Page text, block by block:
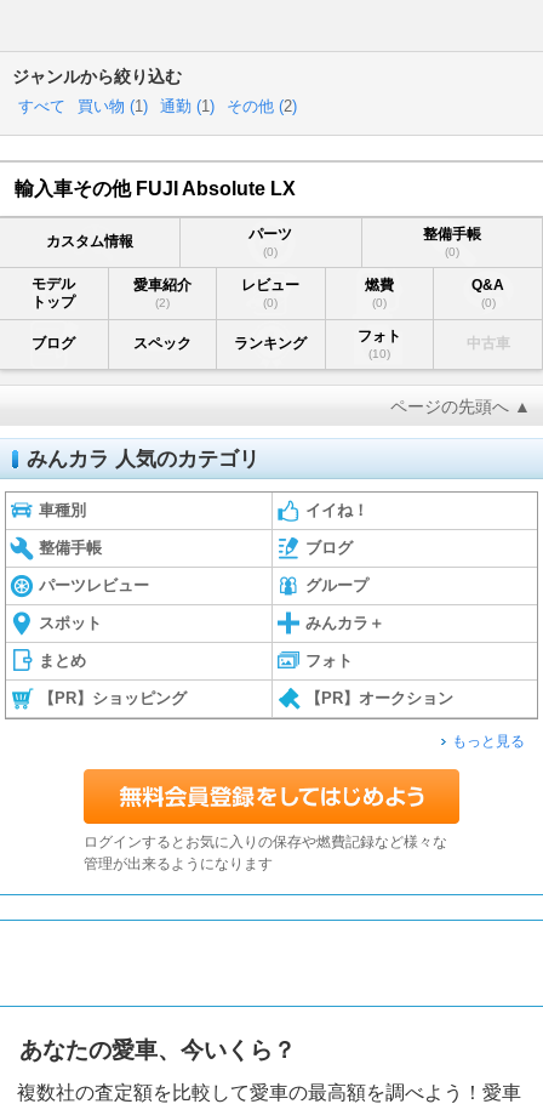
ジャンルから絞り込む
すべて 買い物 (1 ) 通勤 (1 ) その他 (2)
輸入車その他 FUJI Absolute LX
カスタム情報 パーツ
(0)
整備手帳
(0)
モデル
トップ
愛車紹介
(2)
レビュー
(0)
燃費
(0)
Q&A
(0)
ブログ スペック ランキング フォト
(10)
中古車
ページの先頭へ ▲
みんカラ 人気のカテゴリ
車種別 イイね！
整備手帳 ブログ
パーツレビュー グループ
スポット みんカラ＋
まとめ フォト
【PR】ショッピング 【PR】オークション
もっと見る
ログインするとお気に入りの保存や燃費記録など様々な
管理が出来るようになります
あなたの愛車、今いくら？
複数社の査定額を比較して愛車の最高額を調べよう！愛車